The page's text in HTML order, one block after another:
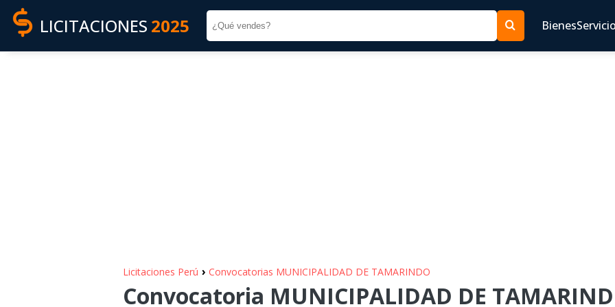
LICITACIONES 2025 Bienes
Licitaciones Perú › Convocatorias MUNICIPALIDAD DE TAMARINDO
Convocatoria MUNICIPALIDAD DE